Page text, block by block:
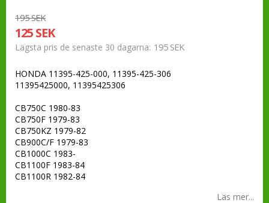
195 SEK
125 SEK
Lägsta pris de senaste 30 dagarna 195 SEK
HONDA 11395-425-000, 11395-425-306
11395425000, 11395425306
CB750C 1980-83
CB750F 1979-83
CB750KZ 1979-82
CB900C/F 1979-83
CB1000C 1983-
CB1100F 1983-84
CB1100R 1982-84
Läs mer...